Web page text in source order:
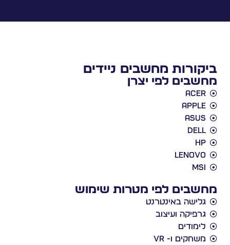
ביקורות מחשבים ניידים
מחשבים לפי יצרן
Acer
Apple
Asus
Dell
HP
Lenovo
MSI
מחשבים לפי מטרות שימוש
גלישה באינטרנט
גרפיקה ועיצוב
לימודים
משחקים ו- VR